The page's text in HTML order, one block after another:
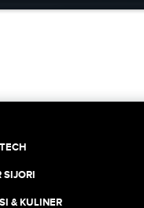
SIJORI
& KULINER